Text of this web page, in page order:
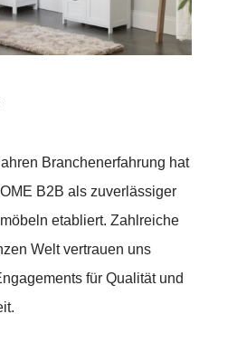
Branchenerfahrung hat
B2B als zuverlässiger
etabliert. Zahlreiche
Welt vertrauen uns
für Qualität und